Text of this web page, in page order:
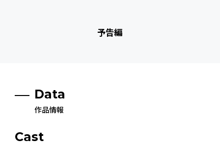
予告編
Data
作品情報
Cast